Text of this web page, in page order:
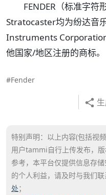
FENDER（标准字符
Stratocaster均为纷达音
Instruments
他国家/地区注册的商标。
#Fender
特别声明：以上内容(包括视
用户tammi自行上传发布，
参考，本平台仅提供信息存
的个人利益，请及时与我们
处；